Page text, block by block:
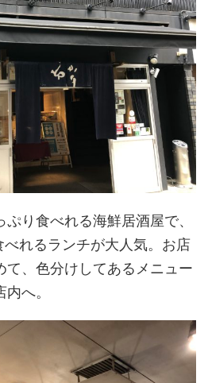
り食べれる海鮮居酒屋で、
れるランチが大人気。お店
て、色分けしてあるメニュー
へ。